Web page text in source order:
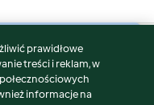
prawidłowe
treści i reklam, w
informacje na